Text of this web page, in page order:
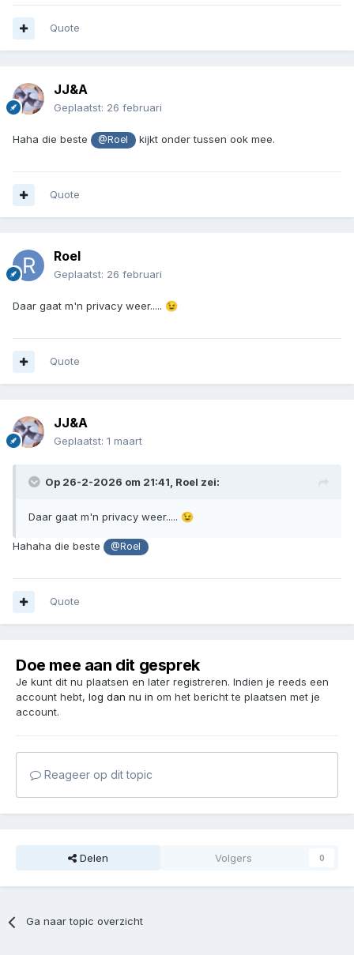
Quote
JJ&A
Geplaatst: 26 februari
Haha die beste @Roel kijkt onder tussen ook mee.
Quote
Roel
Geplaatst: 26 februari
Daar gaat m'n privacy weer..... 😉
Quote
JJ&A
Geplaatst: 1 maart
Op 26-2-2026 om 21:41, Roel zei:
Daar gaat m'n privacy weer..... 😉
Hahaha die beste @Roel
Quote
Doe mee aan dit gesprek
Je kunt dit nu plaatsen en later registreren. Indien je reeds een
account hebt, log dan nu in om het bericht te plaatsen met je
account.
Reageer op dit topic
Delen Volgers 0
Ga naar topic overzicht